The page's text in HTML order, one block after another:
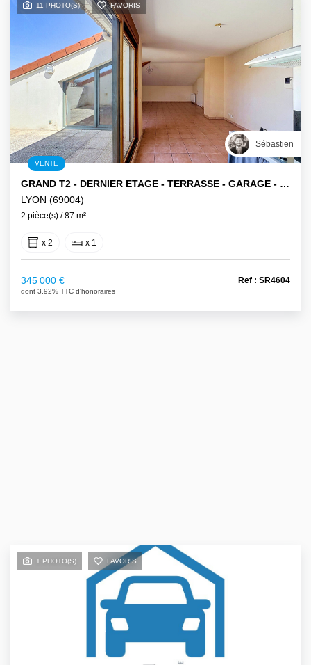
11 PHOTO(S) FAVORIS
Sébastien
VENTE
GRAND T2 - DERNIER ETAGE - TERRASSE - GARAGE - CAVE
LYON (69004)
2 pièce(s) / 87 m²
x 2 x 1
345 000 €
dont 3.92% TTC d'honoraires
Ref : SR4604
1 PHOTO(S) FAVORIS